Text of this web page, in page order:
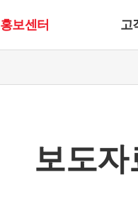
홍보센터 고
보도자